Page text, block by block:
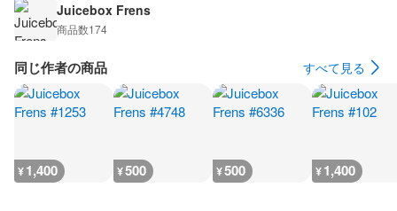
Juicebox Frens
商品数174
同じ作者の商品 すべて見る
¥1,400 ¥500 ¥500 ¥1,400